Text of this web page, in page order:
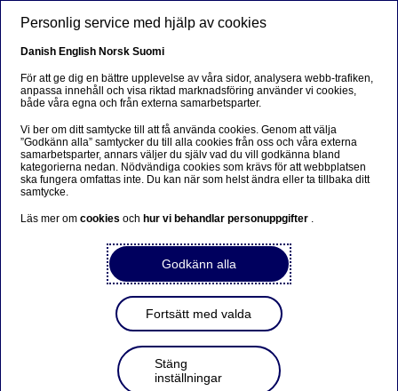
Susanne Anderberg
Hem Om oss Bolagsstyrning
Styrelse
Styrelsens ledamöter
Gerhard Olsson
Styrelseledamot
Personlig service med hjälp av cookies
Danish English Norsk Suomi
För att ge dig en bättre upplevelse av våra sidor, analysera webb-trafiken,
anpassa innehåll och visa riktad marknadsföring använder vi cookies,
både våra egna och från externa samarbetsparter.
Vi ber om ditt samtycke till att få använda cookies. Genom att välja
”Godkänn alla” samtycker du till alla cookies från oss och våra externa
samarbetsparter, annars väljer du själv vad du vill godkänna bland
kategorierna nedan. Nödvändiga cookies som krävs för att webbplatsen
ska fungera omfattas inte. Du kan när som helst ändra eller ta tillbaka ditt
samtycke.
Läs mer omcookiesoch hur vi behandlar personuppgifter .
Godkänn alla
Fortsätt med valda
Stäng
inställningar